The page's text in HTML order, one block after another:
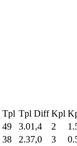
Tpl Tpl Diff Kpl
49 3.01,4 2
38 2.37,0 3